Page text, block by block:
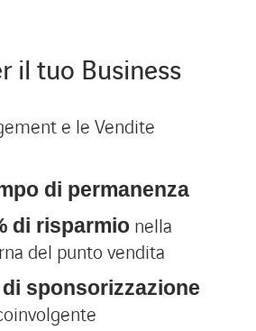
il tuo Business
e le Vendite
di permanenza
di risparmio nella
del punto vendita
sponsorizzazione